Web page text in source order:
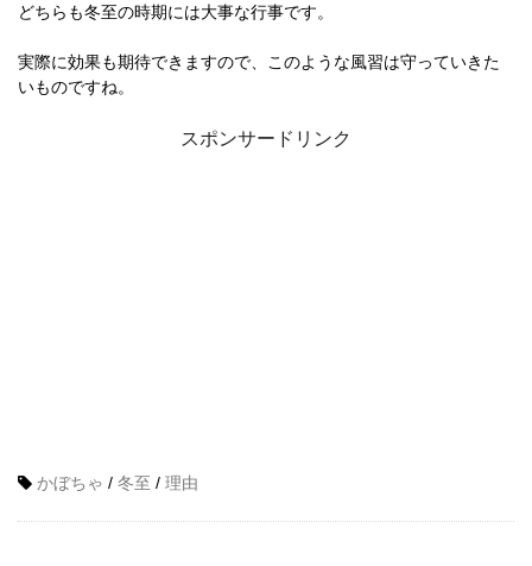
どちらも冬至の時期には大事な行事です。
実際に効果も期待できますので、このような風習は守っていきた
いものですね。
スポンサードリンク
かぼちゃ / 冬至 / 理由